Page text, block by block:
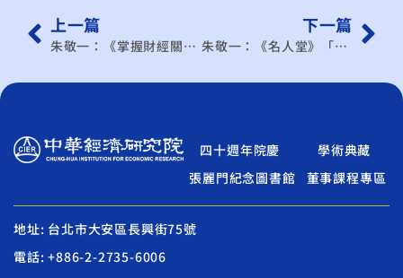
上一篇
朱敬一：《掌握財經關鍵》分配金改資源 本非政府當為
下一篇
朱敬一：《名人堂》「和光同塵」才是培育菁英的有效率環境
四十週年院慶
學術典藏
張麗門紀念圖書館
董事課程專區
地址: 台北市大安區長興街75號
電話: +886-2-2735-6006